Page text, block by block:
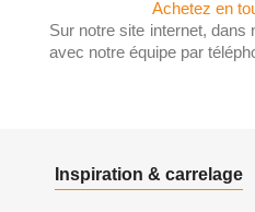
Achetez en
Sur notre site internet,
avec notre équipe par
Inspiration & carrelage